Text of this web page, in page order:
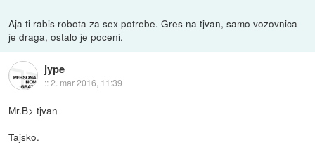
Aja ti rabis robota za sex potrebe. Gres na tjvan, samo vozovnica
je draga, ostalo je poceni.
jype
::2. mar 2016, 11:39
Mr.B> tjvan
Tajsko.